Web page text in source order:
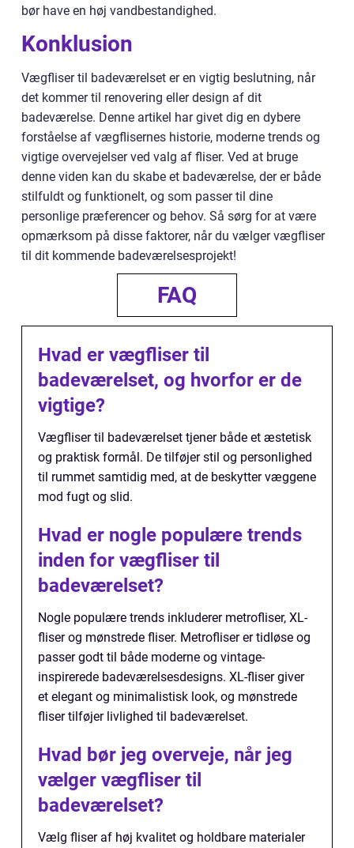
bør have en høj vandbestandighed.
Konklusion
Vægfliser til badeværelset er en vigtig beslutning, når
det kommer til renovering eller design af dit
badeværelse. Denne artikel har givet dig en dybere
forståelse af vægflisernes historie, moderne trends og
vigtige overvejelser ved valg af fliser. Ved at bruge
denne viden kan du skabe et badeværelse, der er både
stilfuldt og funktionelt, og som passer til dine
personlige præferencer og behov. Så sørg for at være
opmærksom på disse faktorer, når du vælger vægfliser
til dit kommende badeværelsesprojekt!
FAQ
Hvad er vægfliser til
badeværelset, og hvorfor er de
vigtige?
Vægfliser til badeværelset tjener både et æstetisk
og praktisk formål. De tilføjer stil og personlighed
til rummet samtidig med, at de beskytter væggene
mod fugt og slid.
Hvad er nogle populære trends
inden for vægfliser til
badeværelset?
Nogle populære trends inkluderer metrofliser, XL-
fliser og mønstrede fliser. Metrofliser er tidløse og
passer godt til både moderne og vintage-
inspirerede badeværelsesdesigns. XL-fliser giver
et elegant og minimalistisk look, og mønstrede
fliser tilføjer livlighed til badeværelset.
Hvad bør jeg overveje, når jeg
vælger vægfliser til
badeværelset?
Vælg fliser af høj kvalitet og holdbare materialer